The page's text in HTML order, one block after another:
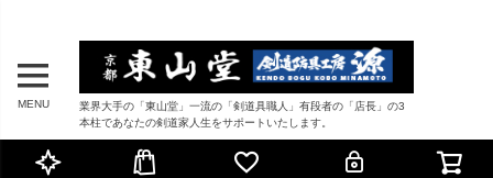
MENU
業界大手の「東山堂」一流の「剣道具職人」有段者の「店長」の3
本柱であなたの剣道家人生をサポートいたします。